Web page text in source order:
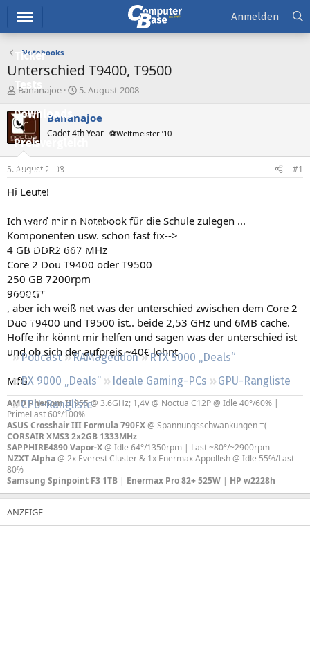
Ticker
Tests
Downloads
Preisvergleich
Forum
Aktuelles
Empfohlene Inhalte
Neue Beiträge
Neueste Aktivitäten
Leserartikel
Regeln
Podcast RAMageddon
RTX 5000 „Deals“
RX 9000 „Deals“
Ideale Gaming-PCs
GPU-Rangliste
CPU-Rangliste
Anmelden
Notebooks
Unterschied T9400, T9500
E
s
t
e
l
e
Bananajoe
E
s
t
e
t
5. August 2008
Bananajoe
Cadet 4th Year ⚽Weltmeister ’10
5. August 2008 #1
Hi Leute!
Ich werd mir n Notebook für die Schule zulegen ...
Komponenten usw. schon fast fix-->
4 GB DDR2 667 MHz
Core 2 Dou T9400 oder T9500
250 GB 7200rpm
9600GT
, aber ich weiß net was der unterschied zwischen dem Core 2
Duo T9400 und T9500 ist.. beide 2,53 GHz und 6MB cache.
Hoffe ihr könnt mir helfen und sagen was der unterschied ist
und ob sich der aufpreis ~40€ lohnt
MfG
AMD Phenom II 955@ 3.6GHz; 1,4V @ Noctua C12P @ Idle 40°/60% |
PrimeLast 60°/100%
ASUS Crosshair III Formula 790FX@ Spannungsschwankungen =(
CORSAIR XMS3 2x2GB 1333MHz
SAPPHIRE4890 Vapor-X@ Idle 64°/1350rpm | Last ~80°/~2900rpm
NZXT Alpha@ 2x Everest Cluster & 1x Enermax Appollish @ Idle 55%/Last
80%
Samsung Spinpoint F3 1TB | Enermax Pro 82+ 525W | HP w2228h